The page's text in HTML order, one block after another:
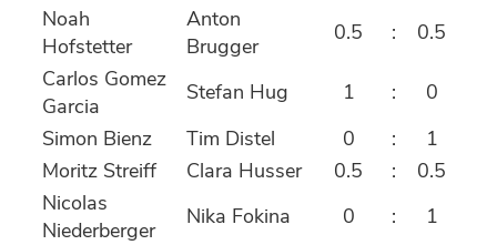
Noah
Hofstetter
Anton
Brugger
0.5 :
0.5
Carlos Gomez
Garcia
Stefan Hug 1 :
0
Simon Bienz
Tim Distel 0 :
1
Moritz Streiff
Clara Husser 0.5 :
0.5
Nicolas
Niederberger
Nika Fokina 0 : 1